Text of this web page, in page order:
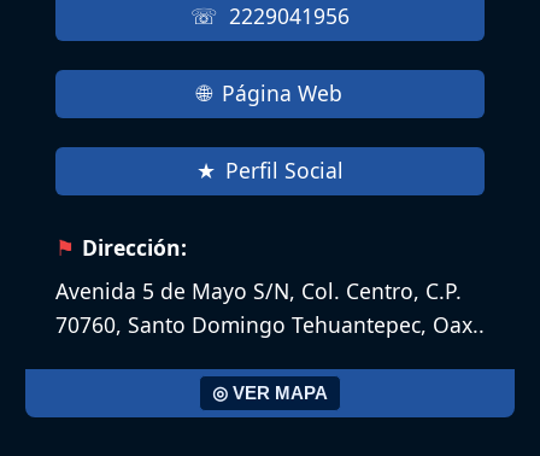
2229041956
Página Web
Perfil Social
Dirección:
Avenida 5 de Mayo S/N, Col. Centro, C.P.
70760, Santo Domingo Tehuantepec, Oax.​.
◎ VER MAPA